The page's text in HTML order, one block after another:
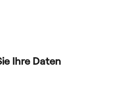
Ihre Daten